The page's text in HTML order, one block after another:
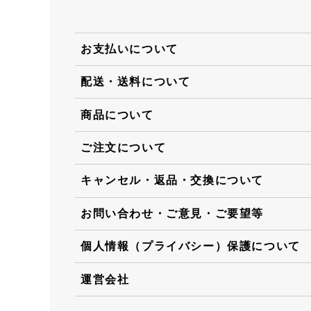
お支払いについて
配送・送料について
商品について
ご注文について
キャンセル・返品・交換について
お問い合わせ・ご意見・ご要望等
個人情報（プライバシー）保護について
運営会社